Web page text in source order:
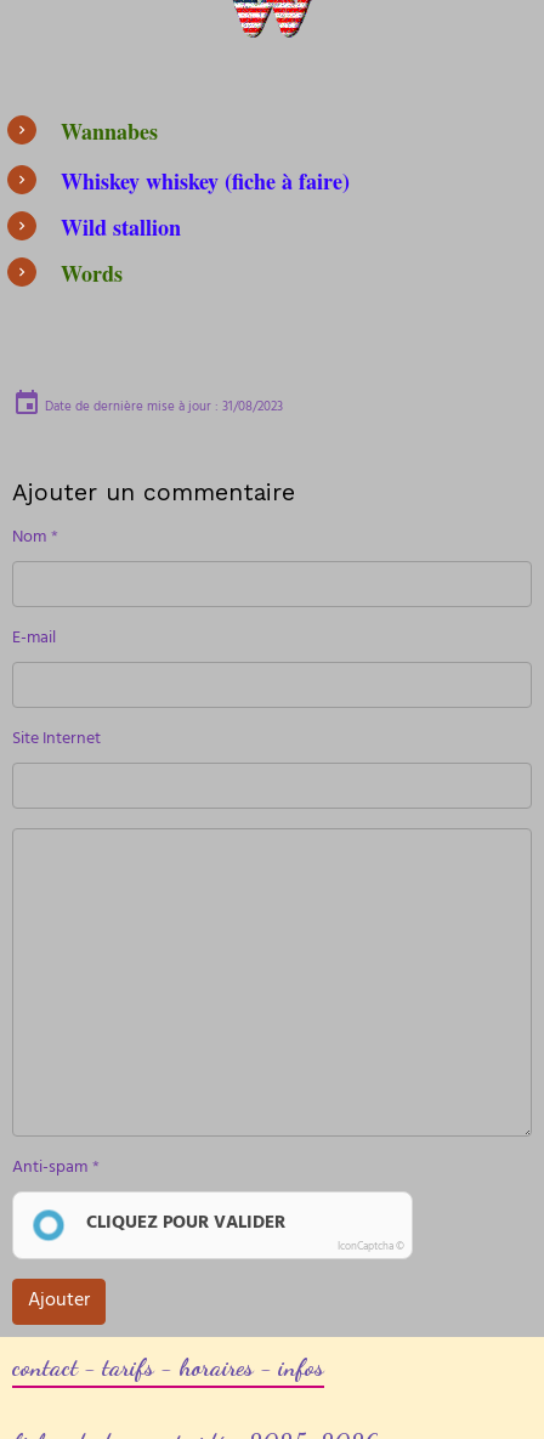
Wannabes
Whiskey whiskey (fiche à faire)
Wild stallion
Words
Date de dernière mise à jour : 31/08/2023
Ajouter un commentaire
Nom
E-mail
Site Internet
Anti-spam
CLIQUEZ POUR VALIDER
IconCaptcha ©
Ajouter
contact - tarifs - horaires - infos